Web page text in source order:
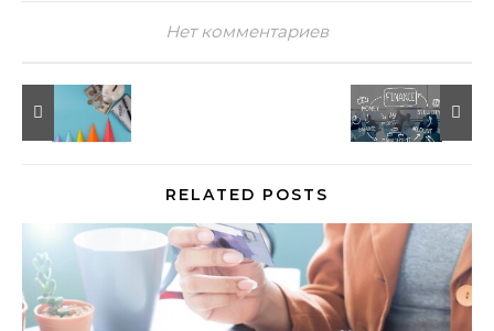
Нет комментариев
RELATED POSTS